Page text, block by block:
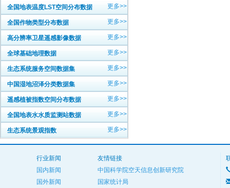
全国地表温度LST空间分布数据 更多>>
全国作物类型分布数据 更多>>
高分辨率卫星遥感影像数据 更多>>
全球基础地理数据 更多>>
生态系统服务空间数据集 更多>>
中国湿地沼泽分类数据集 更多>>
遥感植被指数空间分布数据 更多>>
全国地表水水质监测站数据 更多>>
生态系统景观指数 更多>>
行业新闻
国内新闻
国外新闻
友情链接
中国科学院空天信息创新研究院
国家统计局